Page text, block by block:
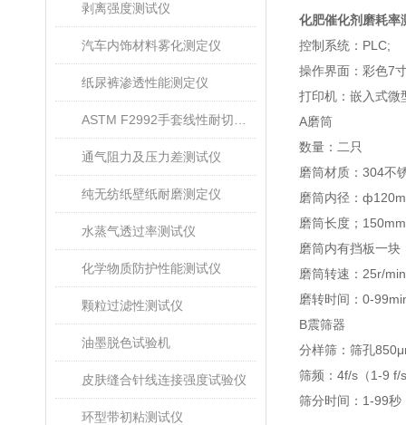
剥离强度测试仪
汽车内饰材料雾化测定仪
纸尿裤渗透性能测定仪
通气阻力及压力差测试仪
纯无纺纸壁纸耐磨测定仪
水蒸气透过率测试仪
化学物质防护性能测试仪
颗粒过滤性测试仪
油墨脱色试验机
皮肤缝合针线连接强度试验仪
环型带初粘测试仪
化肥催化剂磨耗率
控制系统：PLC;
操作界面：彩色7
打印机：嵌入式微
A磨筒
数量：二只
磨筒材质：304不
磨筒内径：
磨筒长度；
磨筒内有挡板一
磨筒转速：25r/
磨转时间：0-
B震筛器
分样筛：筛孔
筛频：4f/s（1-9 f/
筛分时间：1-99秒